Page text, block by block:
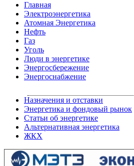
Главная
Электроэнергетика
Атомная Энергетика
Нефть
Газ
Уголь
Люди в энергетике
Энергосбережение
Энергоснабжение
Назначения и отставки
Энергетика и фондовый рынок
Статьи об энергетике
Альтернативная энергетика
ЖКХ